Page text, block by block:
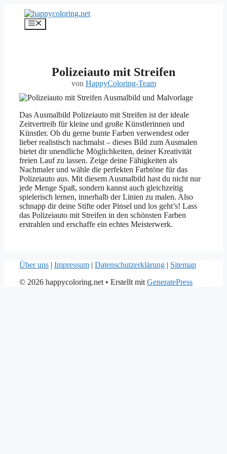
springen
Menü
Polizeiauto mit Streifen
von HappyColoring-Team
Das Ausmalbild Polizeiauto mit Streifen ist der ideale
Zeitvertreib für kleine und große Künstlerinnen und
Künstler. Ob du gerne bunte Farben verwendest oder
lieber realistisch nachmalst – dieses Bild zum Ausmalen
bietet dir unendliche Möglichkeiten, deiner Kreativität
freien Lauf zu lassen. Zeige deine Fähigkeiten als
Nachmaler und wähle die perfekten Farbtöne für das
Polizeiauto aus. Mit diesem Ausmalbild hast du nicht nur
jede Menge Spaß, sondern kannst auch gleichzeitig
spielerisch lernen, innerhalb der Linien zu malen. Also
schnapp dir deine Stifte oder Pinsel und los geht’s! Lass
das Polizeiauto mit Streifen in den schönsten Farben
erstrahlen und erschaffe ein echtes Meisterwerk.
Über uns | Impressum | Datenschutzerklärung | Sitemap
© 2026 happycoloring.net • Erstellt mit GeneratePress